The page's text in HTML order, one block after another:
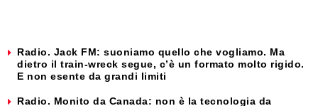
Radio. Jack FM: suoniamo quello che vogliamo. Ma
dietro il train-wreck segue, c’è un formato molto rigido.
E non esente da grandi limiti
Radio. Monito da Canada: non è la tecnologia da